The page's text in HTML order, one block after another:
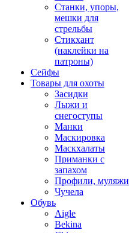
Станки, упоры,
мешки для
стрельбы
Стикхант
(наклейки на
патроны)
Сейфы
Товары для охоты
Засидки
Лыжи и
снегоступы
Манки
Маскировка
Маскхалаты
Приманки с
запахом
Профили, муляжи
Чучела
Обувь
Aigle
Bekina